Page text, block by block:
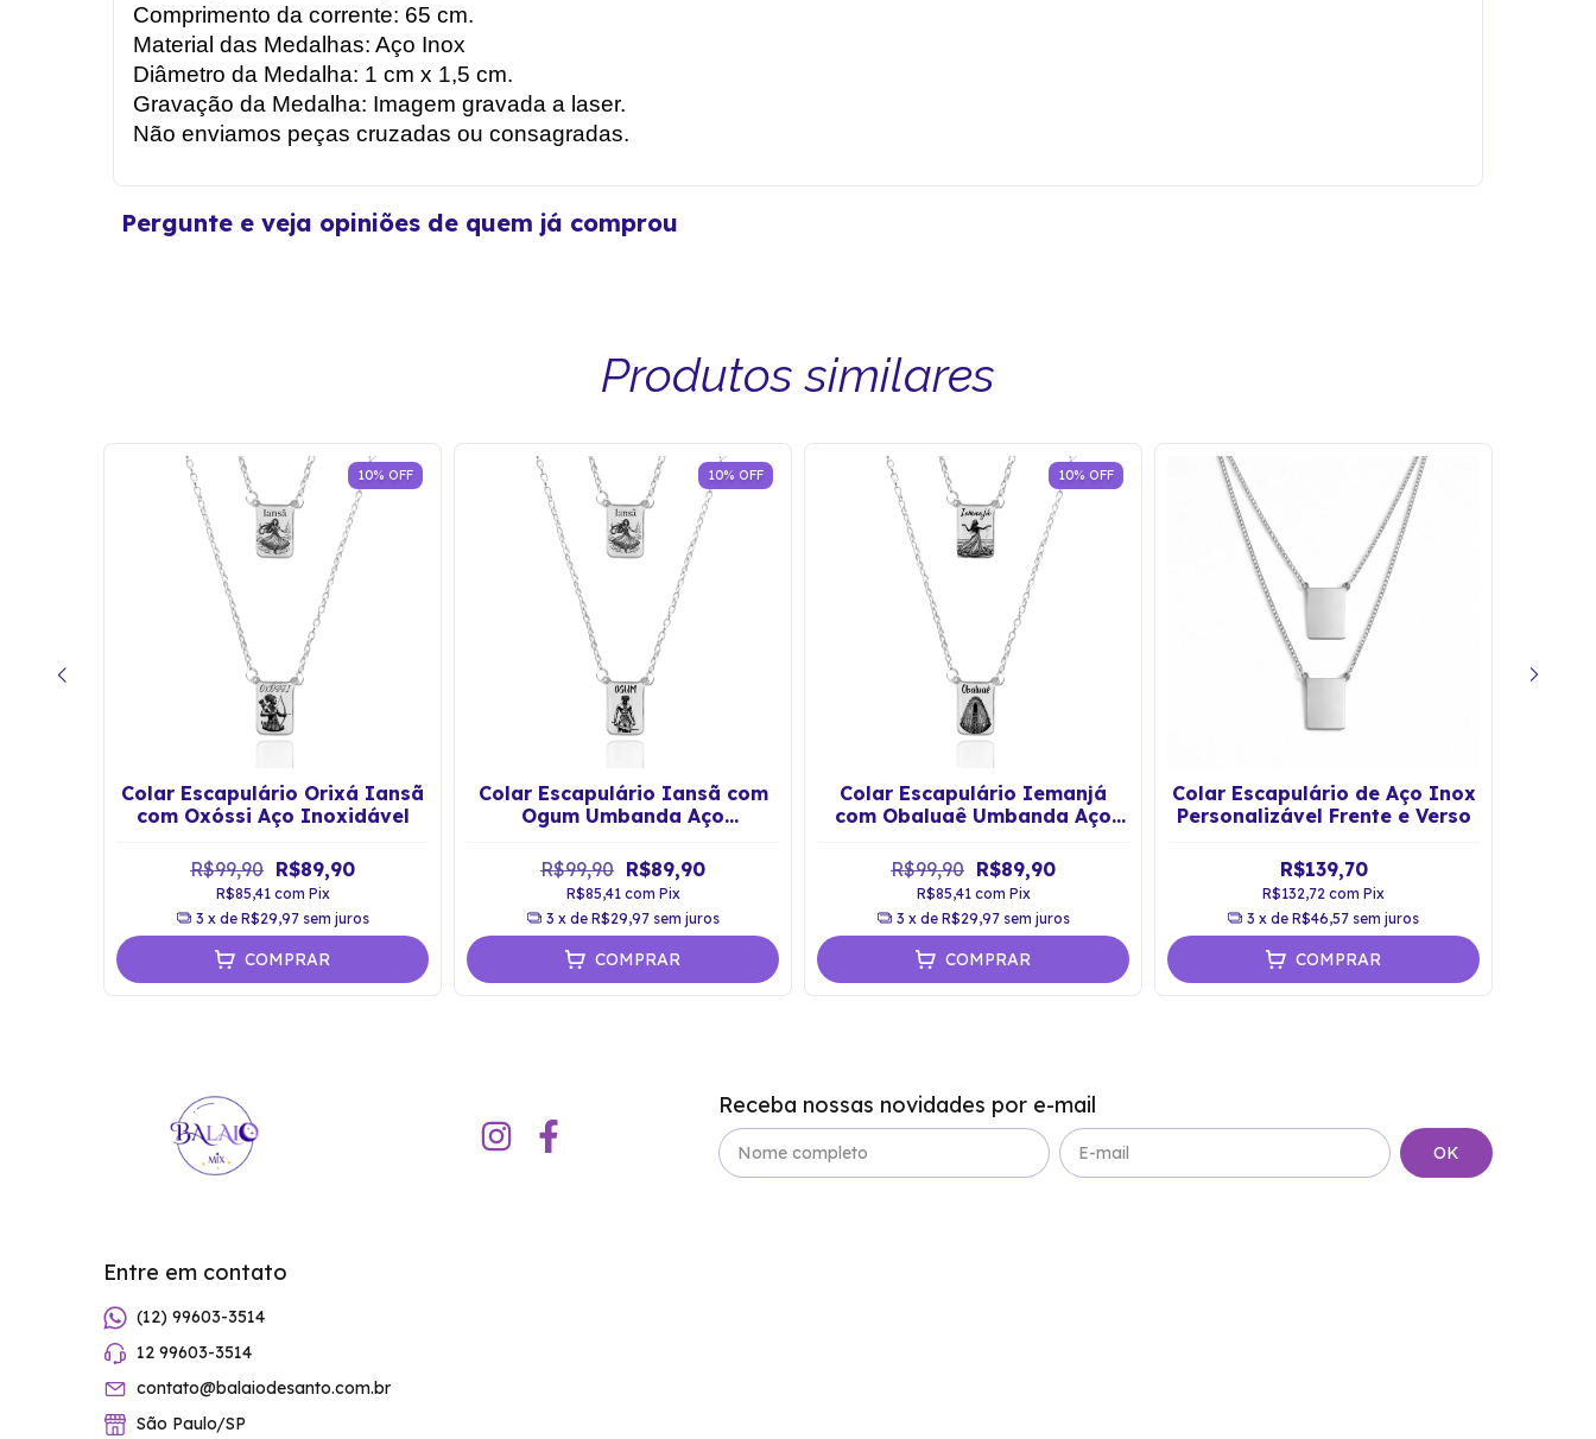
Comprimento da corrente: 65 cm.
Material das Medalhas: Aço Inox
Diâmetro da Medalha: 1 cm x 1,5 cm.
Gravação da Medalha: Imagem gravada a laser.
Não enviamos peças cruzadas ou consagradas.
Pergunte e veja opiniões de quem já comprou
Produtos similares
10% OFF
Colar Escapulário Orixá Iansã
com Oxóssi Aço Inoxidável
R$99,90 R$89,90
R$85,41 com Pix
3 x de R$29,97 sem juros
COMPRAR
10% OFF
Colar Escapulário Iansã com
Ogum Umbanda Aço
R$99,90 R$89,90
R$85,41 com Pix
3 x de R$29,97 sem juros
COMPRAR
10% OFF
Colar Escapulário Iemanjá
com Obaluaê Umbanda Aço
R$99,90 R$89,90
R$85,41 com Pix
3 x de R$29,97 sem juros
COMPRAR
Colar Escapulário de Aço Inox
Personalizável Frente e Verso
R$139,70
R$132,72 com Pix
3 x de R$46,57 sem juros
COMPRAR
Receba nossas novidades por e-mail
Entre em contato
(12) 99603-3514
12 99603-3514
contato@balaiodesanto.com.br
São Paulo/SP